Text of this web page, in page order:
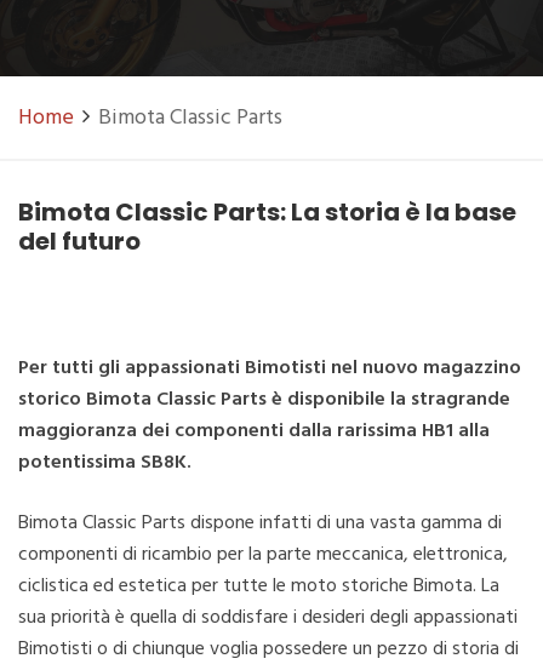
Home Bimota Classic Parts
Bimota Classic Parts: La storia è la base
del futuro
Per tutti gli appassionati Bimotisti nel nuovo magazzino
storico Bimota Classic Parts è disponibile la stragrande
maggioranza dei componenti dalla rarissima HB1 alla
potentissima SB8K.
Bimota Classic Parts dispone infatti di una vasta gamma di
componenti di ricambio per la parte meccanica, elettronica,
ciclistica ed estetica per tutte le moto storiche Bimota. La
sua priorità è quella di soddisfare i desideri degli appassionati
Bimotisti o di chiunque voglia possedere un pezzo di storia di